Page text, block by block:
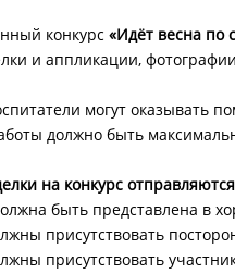
конкурс «Идёт весна по
и аппликации,
могут оказывать
должно быть
на конкурс
быть представлена в
присутствовать
присутствовать